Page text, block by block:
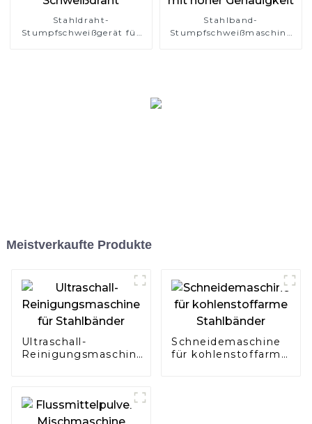
Stahldraht-
Stumpfschweißgerät für
Stahlband-
Stumpfschweißmaschine
Meistverkaufte Produkte
Ultraschall-
Reinigungsmaschine
Schneidemaschine
für kohlenstoffarme